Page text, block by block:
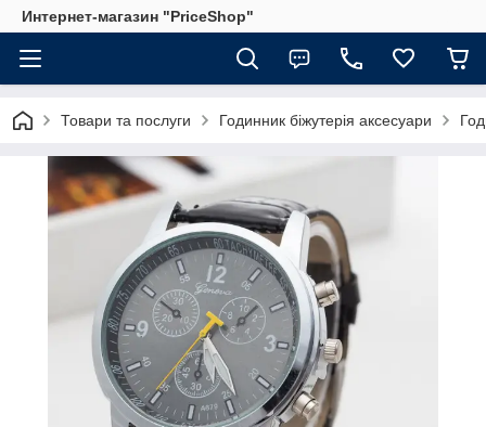
Интернет-магазин "PriceShop"
Товари та послуги Годинник біжутерія аксесуари